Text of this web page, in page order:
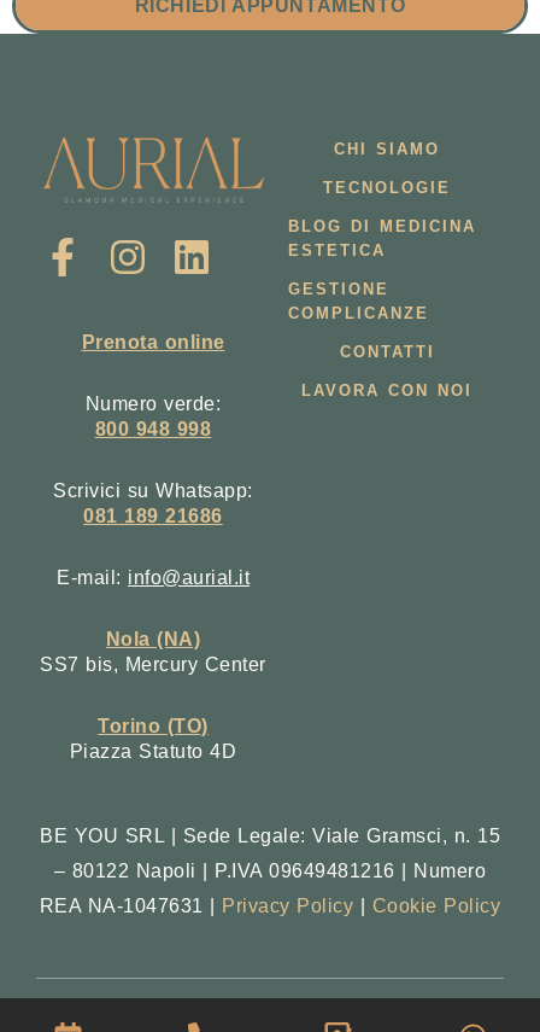
RICHIEDI APPUNTAMENTO
Prenota online
Numero verde:
800 948 998
Scrivici su Whatsapp:
081 189 21686
E-mail: info@aurial.it
Nola (NA)
SS7 bis, Mercury Center
Torino (TO)
Piazza Statuto 4D
CHI SIAMO
TECNOLOGIE
BLOG DI MEDICINA
ESTETICA
GESTIONE
COMPLICANZE
CONTATTI
LAVORA CON NOI
BE YOU SRL | Sede Legale: Viale Gramsci, n. 15
– 80122 Napoli | P.IVA 09649481216 | Numero
REA NA-1047631 |
Privacy Policy Cookie Policy